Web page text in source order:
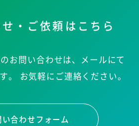
・ご依頼はこちら
お問い合わせは、メールにて
。
お気軽にご連絡ください。
い合わせフォーム